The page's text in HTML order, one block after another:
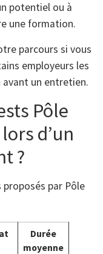
potentiel ou à
une formation.
parcours si vous
employeurs les
un entretien.
Pôle
d’un
?
par Pôle
Durée
moyenne